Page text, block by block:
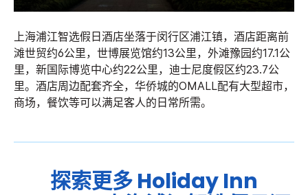
上海浦江智选假日酒店坐落于闵行区浦江镇，酒店距离前
滩世贸约6公里，世博展览馆约13公里，外滩豫园约17.1公
里，新国际博览中心约22公里，迪士尼度假区约23.7公
里。酒店周边配套齐全，华侨城的OMALL配有大型超市，
商场，餐饮等可以满足客人的日常所需。
探索更多Holiday Inn